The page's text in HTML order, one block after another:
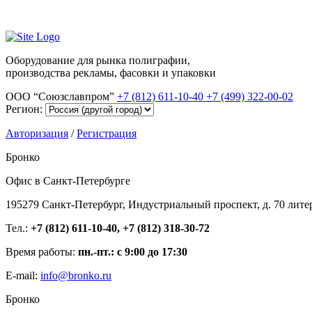
Оборудование для рынка полиграфии,
производства рекламы, фасовки и упаковки
ООО “Союзславпром” +7 (812) 611-10-40 +7 (499) 322-00-02
Регион:
Авторизация /Регистрация
Бронко
Офис в Санкт-Петербурге
195279 Санкт-Петербург, Индустриальный проспект, д. 70
Тел.: +7 (812) 611-10-40, +7 (812) 318-30-72
Время работы: пн.-пт.: с 9:00 до 17:30
E-mail: info@bronko.ru
Бронко